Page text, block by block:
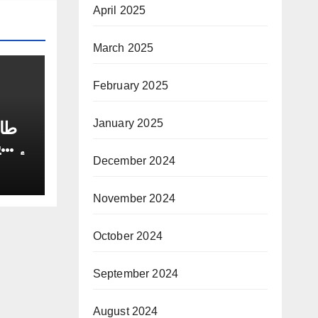
April 2025
March 2025
February 2025
January 2025
December 2024
November 2024
October 2024
September 2024
August 2024